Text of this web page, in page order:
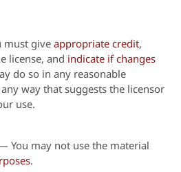
must giveappropriate credit,
license, and indicate if changes
do so in any reasonable
way that suggests the licensor
use.
You may not use the material
.